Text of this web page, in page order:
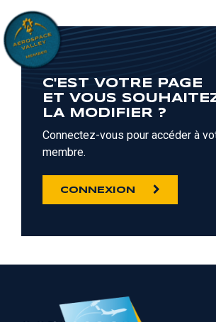
C'EST VOTRE PAGE
ET VOUS
LA MODIFIER ?
Connectez-vous pour accéder à
membre.
CONNEXION